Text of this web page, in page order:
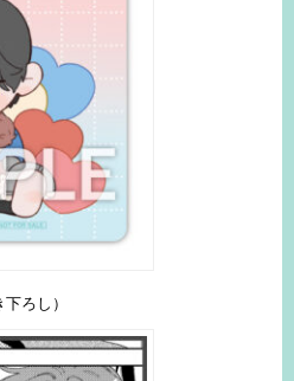
ろし）